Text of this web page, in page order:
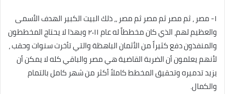
١- مصر ، ثم مصر ثم مصر ثم مصر ،، ذلك البيت الكبير الهدف الأسمى
والعظيم لهم، الذي كان مخططاً له عام ٢٠١١ وبهذا لا يحتاج المخططون
والمنفذون دفع كثيراً من الأثمان الباهظة والتي تأخرت سنوات وحقب ،
لأنهم يعلمون أن الضربة القاضية هي مصر والباقي كله لا يمكن أن
يزيد تدميره وتحقيق المخطط كاملاً أكثر من شهر كامل بالتمام
والكمال.